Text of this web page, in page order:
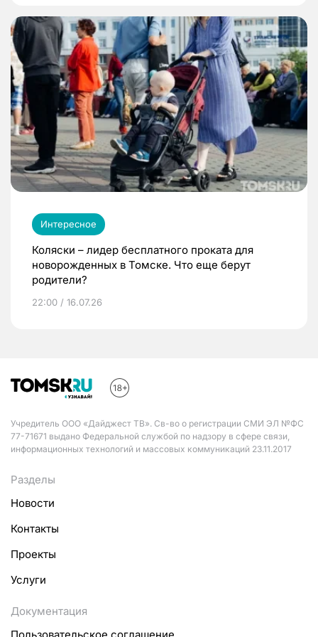
Интересное
Коляски – лидер бесплатного проката для
новорожденных в Томске. Что еще берут
родители?
22:00 / 16.07.26
Учредитель ООО «Дайджест ТВ». Св-во о регистрации СМИ ЭЛ №ФС
77-71671 выдано Федеральной службой по надзору в сфере связи,
информационных технологий и массовых коммуникаций 23.11.2017
Разделы
Новости
Контакты
Проекты
Услуги
Документация